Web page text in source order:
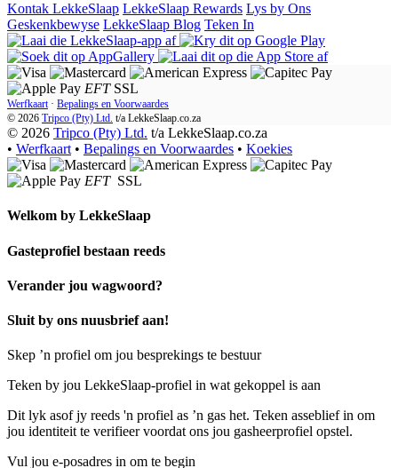
Kontak LekkeSlaap LekkeSlaap Rewards Lys by Ons
Geskenkbewyse LekkeSlaap Blog Teken In
EFT SSL
Werfkaart · Bepalings en Voorwaardes
© 2026 Tripco (Pty) Ltd. t/a LekkeSlaap.co.za
© 2026 Tripco (Pty) Ltd. t/a LekkeSlaap.co.za
• Werfkaart • Bepalings en Voorwaardes • Koekies
EFT SSL
Welkom by LekkeSlaap
Gasteprofiel bestaan ​​reeds
Verander jou wagwoord?
Sluit by ons nuusbrief aan!
Skep ’n profiel om jou besprekings te bestuur
Teken by jou LekkeSlaap-profiel in wat gekoppel is aan
Dit lyk asof jy reeds 'n profiel as ’n gas het. Teken asseblief in om
jou identiteit te verifieer voordat ons jou gasheerprofiel opstel.
Vul jou e-posadres in om te begin